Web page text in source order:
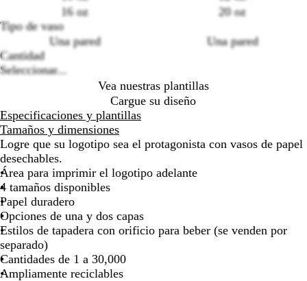
las
flechas
para
arrastrar
flechas
para
16 oz
20 oz
Tipo de vaso
Una pared
Una pared
Cantidad
Seleccionar...
Vea nuestras plantillas
Cargue su diseño
Especificaciones y plantillas
Tamaños y dimensiones
Logre que su logotipo sea el protagonista con vasos de papel
desechables.
Área para imprimir el logotipo adelante
4 tamaños disponibles
Papel duradero
Opciones de una y dos capas
Estilos de tapadera con orificio para beber (se venden por
separado)
Cantidades de 1 a 30,000
Ampliamente reciclables